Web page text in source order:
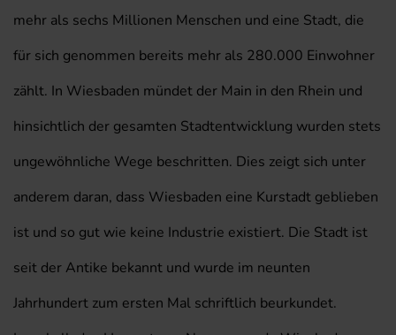
mehr als sechs Millionen Menschen und eine Stadt, die
für sich genommen bereits mehr als 280.000 Einwohner
zählt. In Wiesbaden mündet der Main in den Rhein und
hinsichtlich der gesamten Stadtentwicklung wurden stets
ungewöhnliche Wege beschritten. Dies zeigt sich unter
anderem daran, dass Wiesbaden eine Kurstadt geblieben
ist und so gut wie keine Industrie existiert. Die Stadt ist
seit der Antike bekannt und wurde im neunten
Jahrhundert zum ersten Mal schriftlich beurkundet.